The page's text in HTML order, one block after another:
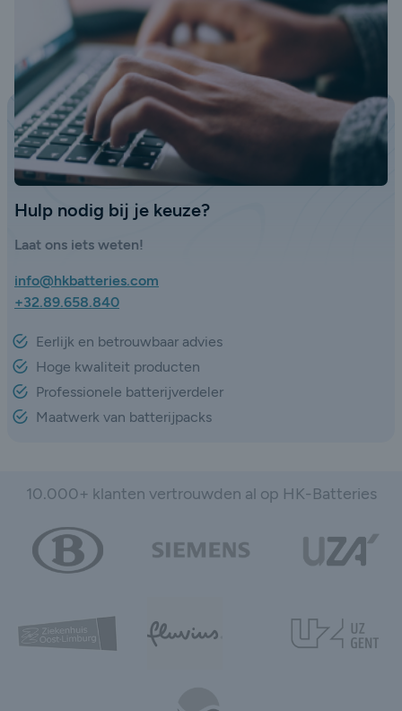
Hulp nodig bij je keuze?
Laat ons iets weten!
info@hkbatteries.com
+32.89.658.840
Eerlijk en betrouwbaar advies
Hoge kwaliteit producten
Professionele batterijverdeler
Maatwerk van batterijpacks
10.000+ klanten vertrouwden al op HK-Batteries